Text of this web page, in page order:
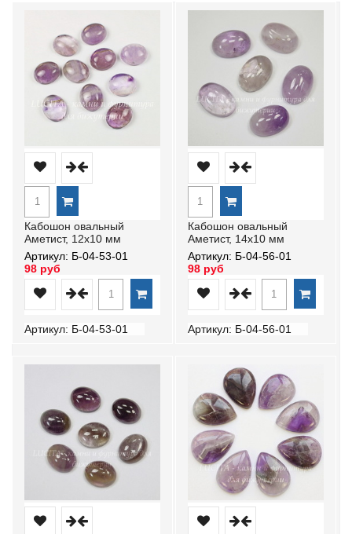
Кабошон овальный
Аметист, 12х10 мм
Артикул: Б-04-53-01
98 руб
Артикул: Б-04-53-01
Кабошон овальный
Аметист, 14х10 мм
Артикул: Б-04-56-01
98 руб
Артикул: Б-04-56-01